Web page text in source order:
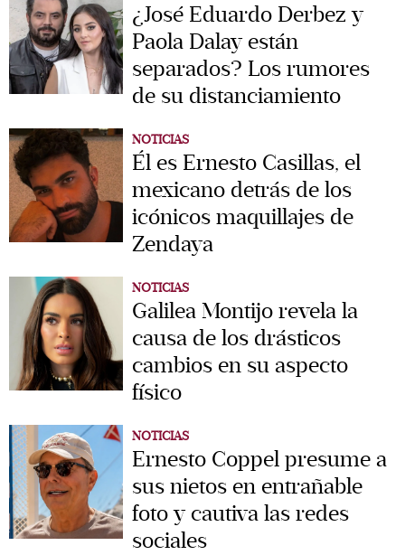
¿José Eduardo Derbez y
Paola Dalay están
separados? Los rumores
de su distanciamiento
NOTICIAS
Él es Ernesto Casillas, el
mexicano detrás de los
icónicos maquillajes de
Zendaya
NOTICIAS
Galilea Montijo revela la
causa de los drásticos
cambios en su aspecto
físico
NOTICIAS
Ernesto Coppel presume a
sus nietos en entrañable
foto y cautiva las redes
sociales